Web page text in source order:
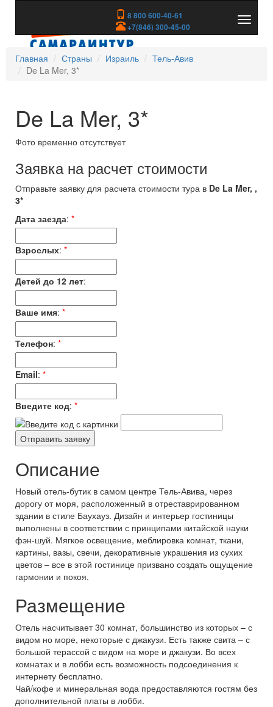
8 800 600-40-61
+7(846) 300-45-00
скрыть
Главная
Страны Израиль
Тель-Авив
De La Mer, 3*
De La Mer, 3*
Фото временно отсутствует
Заявка на расчет стоимости
Отправьте заявку для расчета стоимости тура в De La Mer, ,
3*
Дата заезда: *
Взрослых: *
Детей до 12 лет:
Ваше имя: *
Телефон: *
Email: *
Введите код: *
Описание
Новый отель-бутик в самом центре Тель-Авива, через
дорогу от моря, расположенный в отреставрированном
здании в стиле Баухауз. Дизайн и интерьер гостиницы
выполнены в соответствии с принципами китайской науки
фэн-шуй. Мягкое освещение, меблировка комнат, ткани,
картины, вазы, свечи, декоративные украшения из сухих
цветов – все в этой гостинице призвано создать ощущение
гармонии и покоя.
Размещение
Отель насчитывает 30 комнат, большинство из которых – с
видом но море, некоторые с джакузи. Есть также свита – с
большой терассой с видом на море и джакузи. Во всех
комнатах и в лобби есть возможность подсоединения к
интернету бесплатно.
Чай/кофе и минеральная вода предоставляются гостям без
дополнительной платы в лобби.